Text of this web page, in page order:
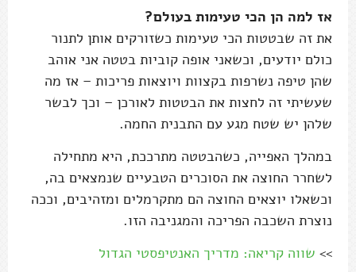
אז למה הן הכי טעימות בעולם?
את זה שבטטות הכי טעימות כשזורקים אותן לתנור
כולם יודעים, וכשאני אופה קוביות בטטה אני אוהב
שהן טיפה נשרפות בקצוות ויוצאות פריכות – אז מה
שעשיתי זה לחצות את הבטטות לאורכן – וכך לבשר
שלהן יש שטח מגע עם התבנית החמה.
במהלך האפייה, כשהבטטה מתרככת, היא מתחילה
לשחרר החוצה את הסוכרים הטבעיים שנמצאים בה,
וכשאלו יוצאים החוצה הם מתקרמלים ומזהיבים, וככה
נוצרת השכבה הפריכה והמגניבה הזו.
>> שווה קריאה: מדריך האנטיפסטי הגדול